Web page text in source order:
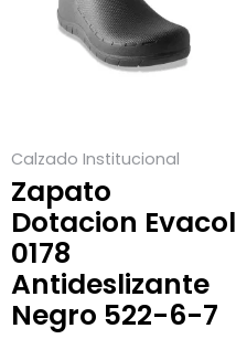
Calzado Institucional
Zapato
Dotacion Evacol
0178
Antideslizante
Negro 522-6-7
múltiples
variantes.
pueden
elegir
en
la
página
de